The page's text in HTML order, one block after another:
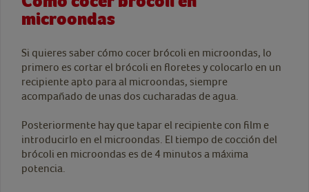
microondas
Si quieres saber cómo cocer brócoli en microondas, lo
primero es cortar el brócoli en floretes y colocarlo en un
recipiente apto para al microondas, siempre
acompañado de unas dos cucharadas de agua.
Posteriormente hay que tapar el recipiente con film e
introducirlo en el microondas. El tiempo de cocción del
brócoli en microondas es de 4 minutos a máxima
potencia.